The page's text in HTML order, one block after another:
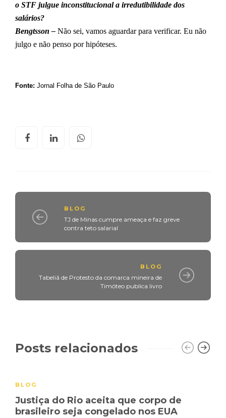
o STF julgue inconstitucional a irredutibilidade dos
salários?
Bengtsson – Não sei, vamos aguardar para verificar. Eu não
julgo e não penso por hipóteses.
Fonte: Jornal Folha de São Paulo
BLOG
TJ de Minas cumpre ameaça e faz greve
contra teto salarial
BLOG
Tabeliã de Protesto da comarca mineira de
Timóteo publica livro
Posts relacionados
BLOG
Justiça do Rio aceita que corpo de
brasileiro seja congelado nos EUA